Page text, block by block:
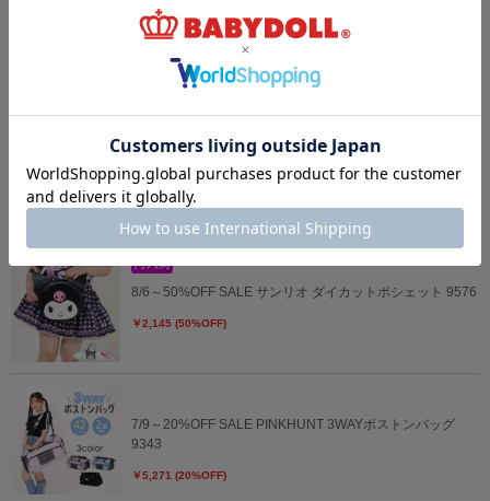
7/30～40%OFF SALE PINKHUNT レッスンバッグ 入学5点
セット ホワイト 0704
￥5,273 (40%OFF)
8/6～50%OFF SALE サンリオ 耳立体キャラクターポーチ
9574
￥1,210 (50%OFF)
8/6～50%OFF SALE サンリオ ダイカットポシェット 9576
￥2,145 (50%OFF)
7/9～20%OFF SALE PINKHUNT 3WAYボストンバッグ
9343
￥5,271 (20%OFF)